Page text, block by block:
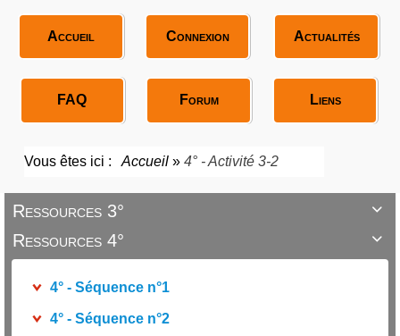
Accueil Connexion Actualités
FAQ Forum Liens
Vous êtes ici : Accueil » 4° - Activité 3-2

Ressources 3°

Ressources 4°
4° - Séquence n°1
4° - Séquence n°2